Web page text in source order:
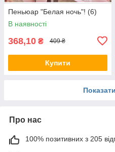
Пеньюар "Белая ночь"! (6)
В наявності
368,10 ₴ 409 ₴
Купити
Про нас
100% позитивних з 205